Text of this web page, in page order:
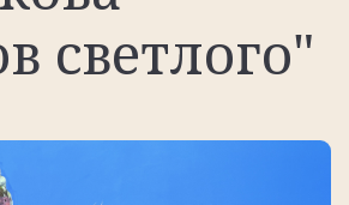
светлого"